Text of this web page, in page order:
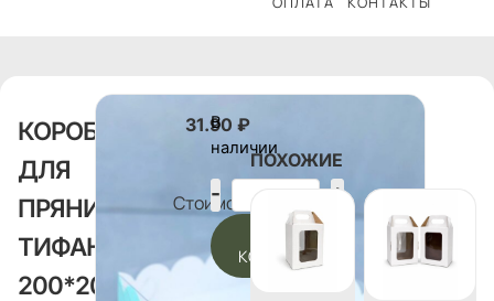
КОРОБКА
ДЛЯ
ПРЯНИКОВ
ТИФАННИ,
200*200*35
Стоимость:
31.90 ₽
В
наличии
КОРЗИНУ
ПОХОЖИЕ